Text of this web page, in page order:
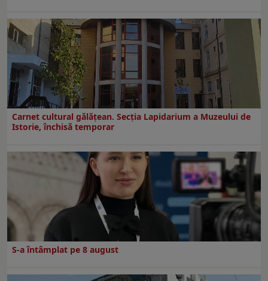
Carnet cultural gălăţean. Secţia Lapidarium a Muzeului de
Istorie, închisă temporar
S-a întâmplat pe 8 august